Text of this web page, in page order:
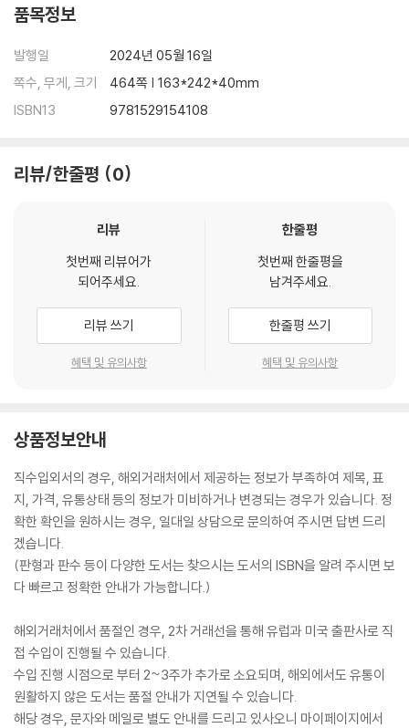
indomitable Evelyn Ross, who leaves New York City in Septem
s her train pulls into Chicago, where her parents are waiting, sh
e instead extends her ticket to Los Angeles. Told from multipl
oine crafts a new future for herself and others in a noirish tale
s of Los Angeles.
glittering and stylish offering from the author of A Gentleman i
n Moscow, The Lincoln Highway and Rules of Civility.
"A rollicking cross-country adventure, rife with unforgettable
characters, vivid scenery and suspense
"Elegantly constructed and compulsively readable . . . hitch ont
o this delightful tour de force and you'll be pulled straight thro
ugh to the end, helpless against the inventive exuberance of
Towles' storytelling." NPR
"Wise and wildly entertaining . . . Towles goes all in on the kind
of episodic, exuberant narrative
haywire found in myth or Homeric epic." The New York Times
Instant Sunday Times bestseller, May 2024
품목정보
발행일
2024년 05월 16일
쪽수, 무게, 크기
464쪽 | 163*242*40mm
ISBN13
9781529154108
리뷰/한줄평 0
리뷰
첫번째 리뷰어가
되어주세요.
리뷰 쓰기
혜택 및 유의사항
한줄평
첫번째 한줄평을
남겨주세요.
한줄평 쓰기
혜택 및 유의사항
상품정보안내
직수입외서의 경우, 해외거래처에서 제공하는 정보가 부족하여 제목, 표
지, 가격, 유통상태 등의 정보가 미비하거나 변경되는 경우가 있습니다. 정
확한 확인을 원하시는 경우, 일대일 상담으로 문의하여 주시면 답변 드리
겠습니다.
(판형과 판수 등이 다양한 도서는 찾으시는 도서의 ISBN을 알려 주시면 보
다 빠르고 정확한 안내가 가능합니다.)
해외거래처에서 품절인 경우, 2차 거래선을 통해 유럽과 미국 출판사로 직
접 수입이 진행될 수 있습니다.
수입 진행 시점으로 부터 2~3주가 추가로 소요되며, 해외에서도 유통이
원활하지 않은 도서는 품절 안내가 지연될 수 있습니다.
해당 경우, 문자와 메일로 별도 안내를 드리고 있사오니 마이페이지에서